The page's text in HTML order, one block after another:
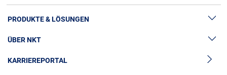
Produktion
Karriere
Europacable
Einkauf
PRODUKTE & LÖSUNGEN
Hochspannung
Kabelgarnituren
ÜBER NKT
News & Presse
KARRIEREPORTAL